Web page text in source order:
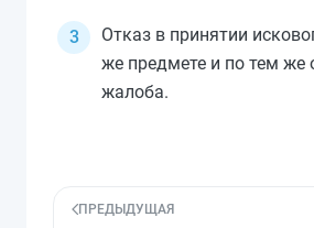
Отказ в принятии
же предмете и по тем же
жалоба.
ПРЕДЫДУЩАЯ